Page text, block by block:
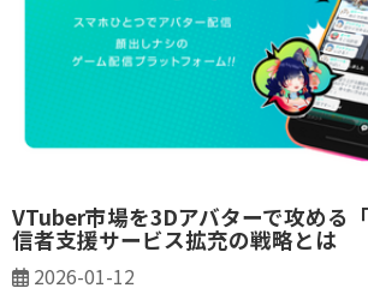
VTuber市場を3Dアバターで攻める
信者支援サービス拡充の戦略とは
2026-01-12